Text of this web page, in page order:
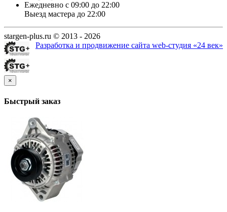
Ежедневно с 09:00 до 22:00
Выезд мастера до 22:00
stargen-plus.ru © 2013 - 2026
Разработка и продвижение сайта web-студия «24 век»
×
Быстрый заказ